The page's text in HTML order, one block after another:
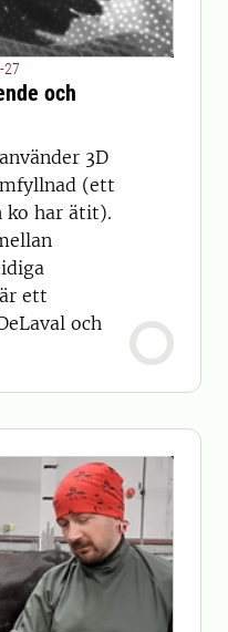
27
och
3D
(ett
ko har ätit).
ett
och